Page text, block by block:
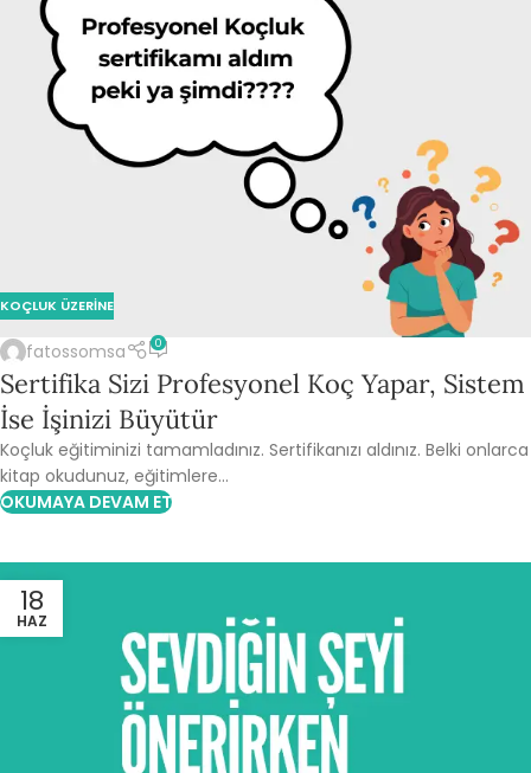
KOÇLUK ÜZERINE
fatossomsa 0
Sertifika Sizi Profesyonel Koç Yapar, Sistem
İse İşinizi Büyütür
Koçluk eğitiminizi tamamladınız. Sertifikanızı aldınız. Belki onlarca
kitap okudunuz, eğitimlere...
OKUMAYA DEVAM ET
18
HAZ